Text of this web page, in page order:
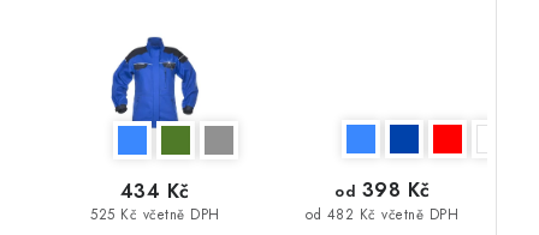
525 Kč včetně DPH
434 Kč
od 482 Kč včetně DPH
od 398 Kč